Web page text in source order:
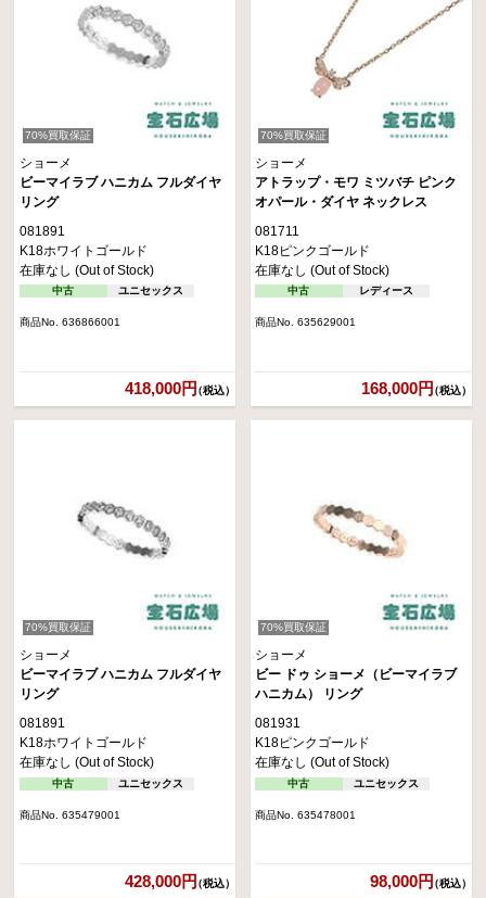
70%買取保証
ショーメ
ビーマイラブ ハニカム フルダイヤ
リング
081891
K18ホワイトゴールド
在庫なし (Out of Stock)
中古 ユニセックス
商品No. 636866001
418,000円（税込）
70%買取保証
ショーメ
アトラップ・モワ ミツバチ ピンク
オパール・ダイヤ ネックレス
081711
K18ピンクゴールド
在庫なし (Out of Stock)
中古 レディース
商品No. 635629001
168,000円（税込）
70%買取保証
ショーメ
ビーマイラブ ハニカム フルダイヤ
リング
081891
K18ホワイトゴールド
在庫なし (Out of Stock)
中古 ユニセックス
商品No. 635479001
428,000円（税込）
70%買取保証
ショーメ
ビー ドゥ ショーメ（ビーマイラブ
ハニカム） リング
081931
K18ピンクゴールド
在庫なし (Out of Stock)
中古 ユニセックス
商品No. 635478001
98,000円（税込）